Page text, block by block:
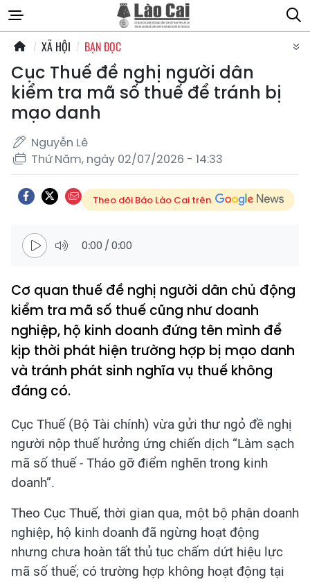
XÃ HỘI BẠN ĐỌC
Cục Thuế đề nghị người dân
kiểm tra mã số thuế để tránh bị
mạo danh
Nguyễn Lê
Thứ Năm, ngày 02/07/2026 - 14:33
Theo dõi Báo Lào Cai trên
0:00 /0:00
Cơ quan thuế đề nghị người dân chủ động
kiểm tra mã số thuế cũng như doanh
nghiệp, hộ kinh doanh đứng tên mình để
kịp thời phát hiện trường hợp bị mạo danh
và tránh phát sinh nghĩa vụ thuế không
đáng có.
Cục Thuế (Bộ Tài chính) vừa gửi thư ngỏ đề nghị
người nộp thuế hưởng ứng chiến dịch “Làm sạch
mã số thuế - Tháo gỡ điểm nghẽn trong kinh
doanh”.
Theo Cục Thuế, thời gian qua, một bộ phận doanh
nghiệp, hộ kinh doanh đã ngừng hoạt động
nhưng chưa hoàn tất thủ tục chấm dứt hiệu lực
mã số thuế; có trường hợp không hoạt động tại